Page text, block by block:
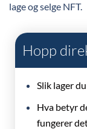
lage og selge NFT.
Hopp
Slik lager
Hva betyr
fungerer